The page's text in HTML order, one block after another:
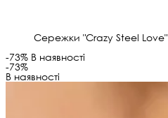
Сережки "Crazy Steel Love"
-73% В наявності
-73%
В наявності